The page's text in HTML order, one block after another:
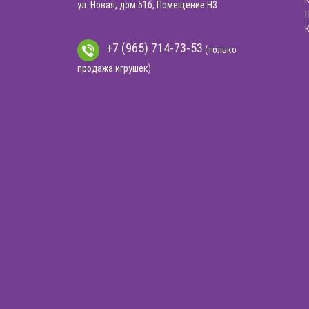
ул. Новая, дом 51б, Помещение Н3.
+7 (965) 714-73-53 (только
продажа игрушек)